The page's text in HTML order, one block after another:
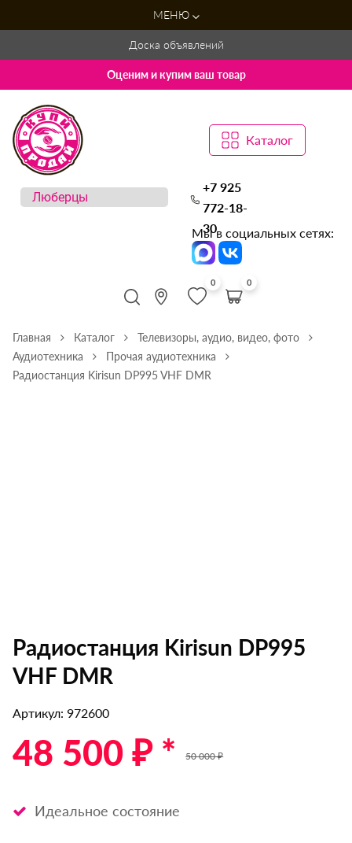
МЕНЮ
Доска объявлений
Оценим и купим ваш товар
Каталог
+7 925
772-18-
30
Мы в социальных сетях:
0 0
Главная Каталог
Телевизоры, аудио, видео, фото
Аудиотехника
Прочая аудиотехника
Радиостанция Kirisun DP995 VHF DMR
Радиостанция Kirisun DP995
VHF DMR
Артикул: 972600
48 500 ₽ * 50 000 ₽
Идеальное состояние